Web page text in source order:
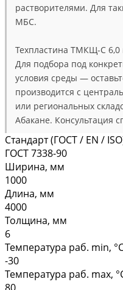
растворителями. Для
МБС.
Техпластина ТМКЩ-С 6,0
Для подбора под
условия среды —
производится с
или региональных
Абакане. Консультация
Стандарт (ГОСТ / EN /
ГОСТ 7338-90
Ширина, мм
1000
Длина, мм
4000
Толщина, мм
6
Температура раб. min,
-30
Температура раб. max,